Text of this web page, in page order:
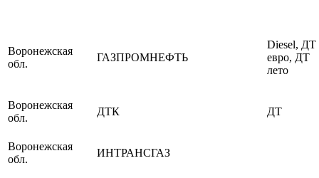
Воронежская
обл.
ГАЗПРОМНЕФТЬ
Diesel, ДТ
евро, ДТ
лето
Воронежская
обл.
ДТК ДТ
Воронежская
обл.
ИНТРАНСГАЗ